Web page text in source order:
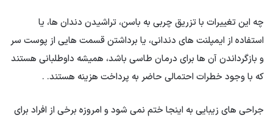
چه این تغییرات با تزریق چربی به باسن، تراشیدن دندان ها، یا
استفاده از ایمپلنت های دندانی، یا برداشتن قسمت هایی از پوست سر
و بازگرداندن آن ها برای درمان طاسی باشد، همیشه داوطلبانی هستند
که با وجود خطرات احتمالی حاضر به پرداخت هزینه هستند. .
جراحی های زیبایی به اینجا ختم نمی شود و امروزه برخی از افراد برای